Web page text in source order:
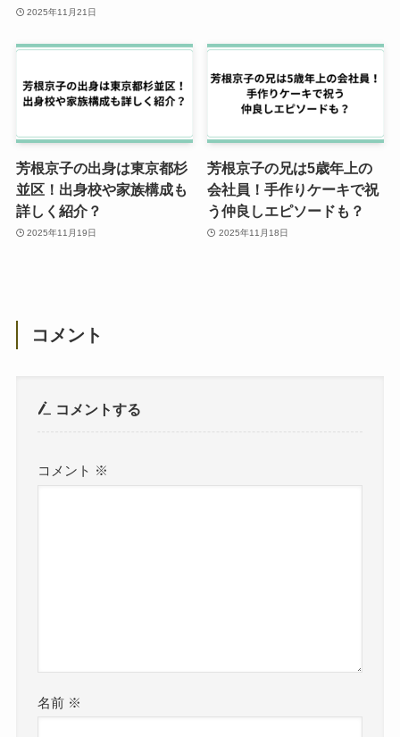
2025年11月21日
芳根京子の出身は東京都杉
並区！出身校や家族構成も
詳しく紹介？
2025年11月19日
芳根京子の兄は5歳年上の
会社員！手作りケーキで祝
う仲良しエピソードも？
2025年11月18日
コメント
コメントする
コメント ※
名前 ※